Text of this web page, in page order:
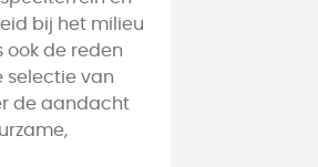
bij het milieu
ook de reden
selectie van
de aandacht